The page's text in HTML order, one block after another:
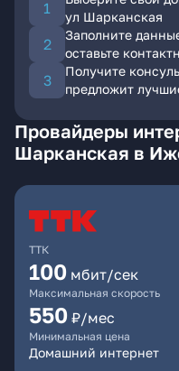
ул Шарканская
Заполните
оставьте
Получите
предложит
Провайдеры
Шарканская в
ТТК
100 мбит/сек
Максимальная скорость
550 ₽/мес
Минимальная цена
Домашний интернет